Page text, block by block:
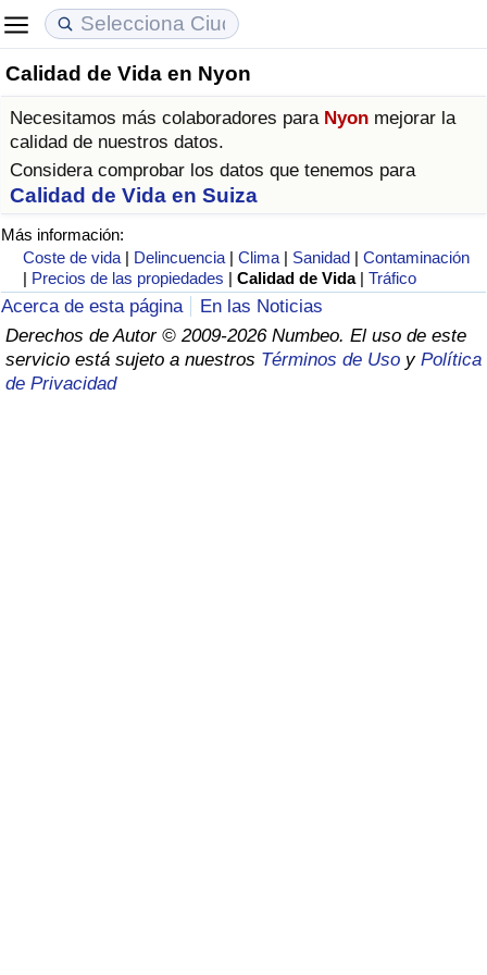
Calidad de Vida en Nyon
Necesitamos más colaboradores para Nyon mejorar la
calidad de nuestros datos.
Considera comprobar los datos que tenemos para
Calidad de Vida en Suiza
Más información:
Coste de vida | Delincuencia |Clima | Sanidad |Contaminación
| Precios de las propiedades |Calidad de Vida |Tráfico
Acerca de esta página
En las Noticias
Derechos de Autor © 2009-2026 Numbeo. El uso de este
servicio está sujeto a nuestros Términos de Uso y Política
de Privacidad
Coste de vida
Índice de Costo de Vida (Actual)
Índice de Costo de Vida
Índice de costo de vida por país
en aqaba
Precios de las propiedades
Índice de Precios de Inmuebles (Actual)
Índice de Precios de Inmuebles
Índice de Precios de Inmuebles por País
Calidad de Vida
Índice de Calidad de Vida
Índice de Calidad de Vida (Actual)
Índice de calidad de vida por país
Delincuencia
Calificación del Índice de Criminalidad
(Actual)